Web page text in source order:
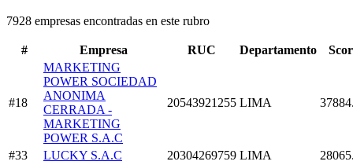
7928 empresas encontradas en este rubro
# Empresa RUC Departamento
#18
MARKETING
POWER SOCIEDAD
ANONIMA
CERRADA -
MARKETING
POWER S.A.C
20543921255 LIMA
#33 LUCKY S.A.C 20304269759 LIMA